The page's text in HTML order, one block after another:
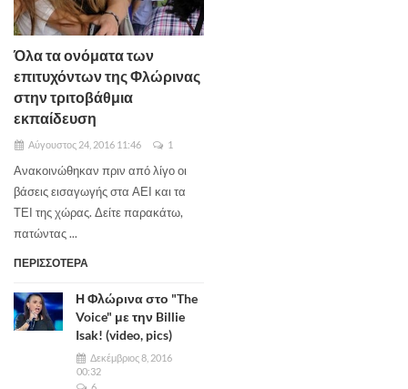
Όλα τα ονόματα των
επιτυχόντων της Φλώρινας
στην τριτοβάθμια
εκπαίδευση
Αύγουστος 24, 2016 11:46 1
Ανακοινώθηκαν πριν από λίγο οι
βάσεις εισαγωγής στα ΑΕΙ και τα
ΤΕΙ της χώρας. Δείτε παρακάτω,
πατώντας ...
ΠΕΡΙΣΣΟΤΕΡΑ
Η Φλώρινα στο "The
Voice" με την Billie
Isak! (video, pics)
Δεκέμβριος 8, 2016
00:32
6